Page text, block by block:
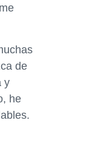
de
y
he